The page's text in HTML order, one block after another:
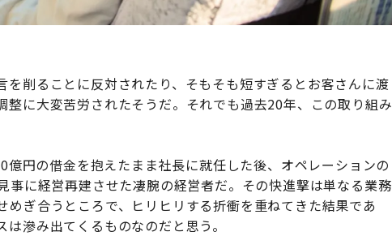
を削ることに反対されたり、そもそも短すぎるとお客さんに渡
整に大変苦労されたそうだ。それでも過去20年、この取り組み
円の借金を抱えたまま社長に就任した後、オペレーションの
に経営再建させた凄腕の経営者だ。その快進撃は単なる業務
ぎ合うところで、ヒリヒリする折衝を重ねてきた結果であ
滲み出てくるものなのだと思う。